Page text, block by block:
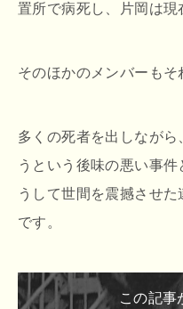
置所で病死し、片岡は現
そのほかのメンバーもそ
多くの死者を出しなが
うという後味の悪い事
うして世間を震撼させ
です。
この記事